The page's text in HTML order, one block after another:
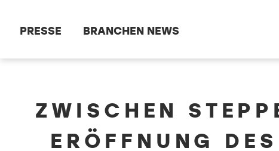
PRESSE BRANCHEN NEWS
ZWISCHEN
ERÖFFNUNG